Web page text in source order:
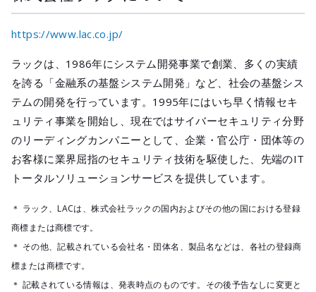
https://www.lac.co.jp/
ラックは、1986年にシステム開発事業で創業、多くの実績
を誇る「金融系の基盤システム開発」など、社会の基盤シス
テムの開発を行っています。1995年にはいち早く情報セキ
ュリティ事業を開始し、現在ではサイバーセキュリティ分野
のリーディングカンパニーとして、企業・官公庁・団体等の
お客様に業界屈指のセキュリティ技術を駆使した、先端のIT
トータルソリューションサービスを提供しています。
＊ ラック、LACは、株式会社ラックの国内およびその他の国における登録
商標または商標です。
＊ その他、記載されている会社名・団体名、製品名などは、各社の登録商
標または商標です。
＊ 記載されている情報は、発表時点のものです。その後予告なしに変更と